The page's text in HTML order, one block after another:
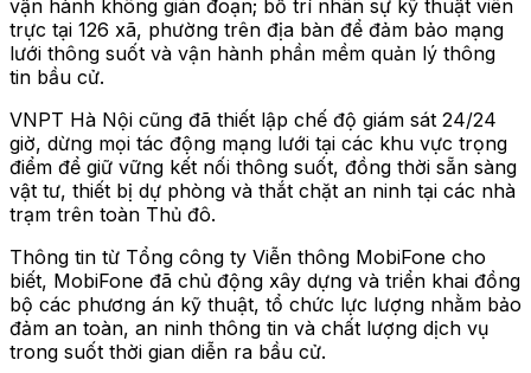
vận hành không gián đoạn; bố trí nhân sự kỹ thuật viên
trực tại 126 xã, phường trên địa bàn để đảm bảo mạng
lưới thông suốt và vận hành phần mềm quản lý thông
tin bầu cử.
VNPT Hà Nội cũng đã thiết lập chế độ giám sát 24/24
giờ, dừng mọi tác động mạng lưới tại các khu vực trọng
điểm để giữ vững kết nối thông suốt, đồng thời sẵn sàng
vật tư, thiết bị dự phòng và thắt chặt an ninh tại các nhà
trạm trên toàn Thủ đô.
Thông tin từ Tổng công ty Viễn thông MobiFone cho
biết, MobiFone đã chủ động xây dựng và triển khai đồng
bộ các phương án kỹ thuật, tổ chức lực lượng nhằm bảo
đảm an toàn, an ninh thông tin và chất lượng dịch vụ
trong suốt thời gian diễn ra bầu cử.